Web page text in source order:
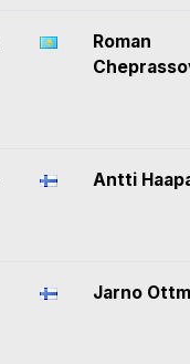
Roman
Antti
Jarno